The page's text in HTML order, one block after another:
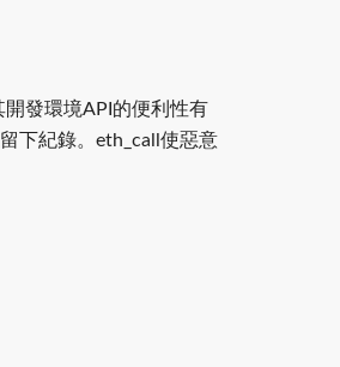
開發環境API的便利性有
下紀錄。eth_call使惡意